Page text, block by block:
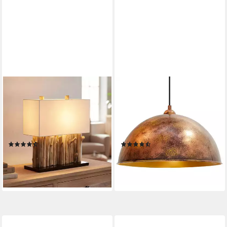
Nachttischlampe, levandeo
Tischlampe Treibholz Unikat
Holzlampe
(3)
64,99 €
lieferbar - in 2-3 Werktagen bei dir
Kupferfarbe, E27, Handgemalt
Vintage Industrial Style
Lampe, ohne Leuchtmittel
(10)
ab 94,20 €
lieferbar - in 3-4 Werktagen bei dir